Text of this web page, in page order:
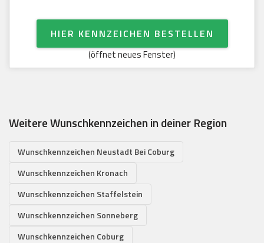
HIER KENNZEICHEN BESTELLEN
(öffnet neues Fenster)
Weitere Wunschkennzeichen in deiner Region
Wunschkennzeichen Neustadt Bei Coburg
Wunschkennzeichen Kronach
Wunschkennzeichen Staffelstein
Wunschkennzeichen Sonneberg
Wunschkennzeichen Coburg